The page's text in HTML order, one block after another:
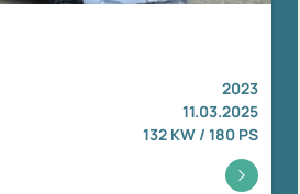
2023
11.03.2025
132 KW / 180 PS